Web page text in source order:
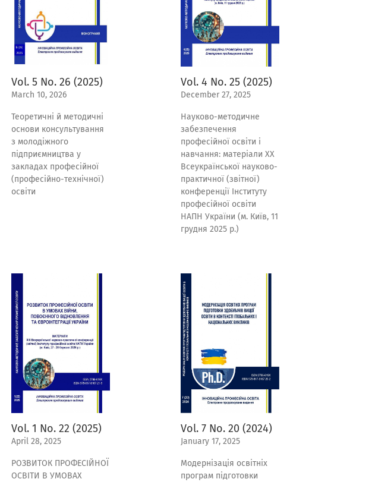
Vol. 5 No. 26 (2025)
March 10, 2026
Теоретичні й методичні
основи консультування
з молодіжного
підприємництва у
закладах професійної
(професійно-технічної)
освіти
Vol. 4 No. 25 (2025)
December 27, 2025
Науково-методичне
забезпечення
професійної освіти і
навчання: матеріали XХ
Всеукраїнської науково-
практичної (звітної)
конференції Інституту
професійної освіти
НАПН України (м. Київ, 11
грудня 2025 р.)
Vol. 1 No. 22 (2025)
April 28, 2025
РОЗВИТОК ПРОФЕСІЙНОЇ
ОСВІТИ В УМОВАХ
Vol. 7 No. 20 (2024)
January 17, 2025
Модернізація освітніх
програм підготовки